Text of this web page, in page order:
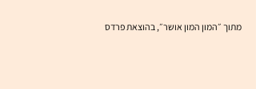
מתוך ״המון המון אושר״, בהוצאת פרדס